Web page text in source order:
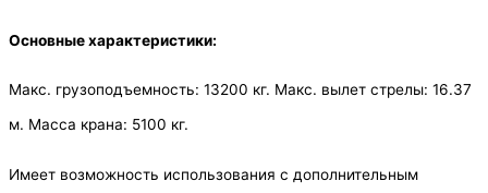
Основные характеристики:
Макс. грузоподъемность: 13200 кг. Макс. вылет стрелы: 16.37
м. Масса крана: 5100 кг.
Имеет возможность использования с дополнительным